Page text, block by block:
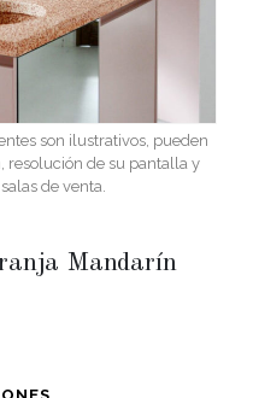
son ilustrativos, pueden
resolución de su pantalla y
de venta.
Mandarín